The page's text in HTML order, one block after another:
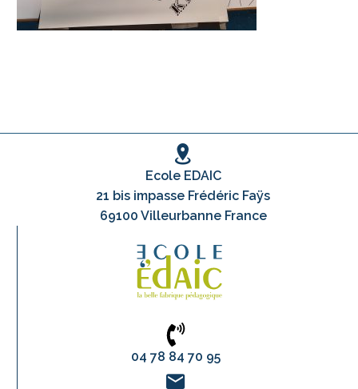
Ecole EDAIC
21 bis impasse Frédéric Faÿs
69100 Villeurbanne France
04 78 84 70 95